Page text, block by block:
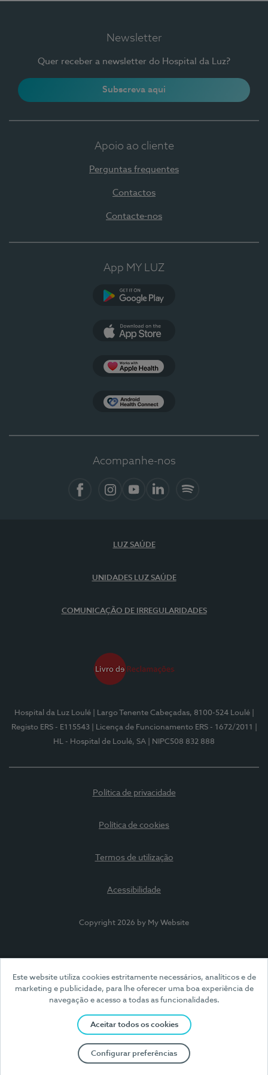
Este website utiliza cookies estritamente necessários, analíticos e de
marketing e publicidade, para lhe oferecer uma boa experiência de
navegação e acesso a todas as funcionalidades.
Aceitar todos os cookies
Configurar preferências
Newsletter
Quer receber a newsletter do Hospital da Luz?
Subscreva aqui
Apoio ao cliente
Perguntas frequentes
Contactos
Contacte-nos
App MY LUZ
Acompanhe-nos
LUZ SAÚDE
UNIDADES LUZ SAÚDE
COMUNICAÇÃO DE IRREGULARIDADES
Hospital da Luz Loulé | Largo Tenente Cabeçadas, 8100-524 Loulé
Registo ERS - E115543
| Licença de Funcionamento ERS - 1672/2011
HL - Hospital de Loulé, SA
| NIPC508 832 888
Política de privacidade
Política de cookies
Termos de utilização
Acessibilidade
Copyright 2026 by My Website